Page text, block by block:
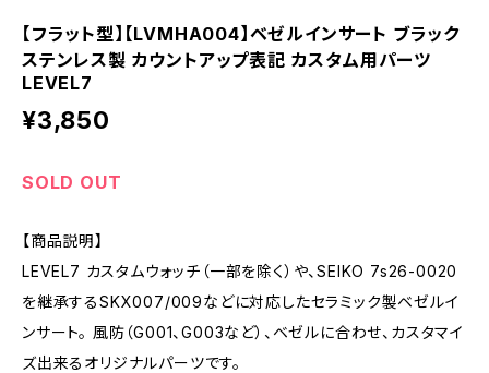
【フラット型】【LVMHA004】ベゼルインサート ブラック
ステンレス製 カウントアップ表記 カスタム用パーツ
LEVEL7
¥3,850
SOLD OUT
【商品説明】
LEVEL7 カスタムウォッチ（一部を除く）や、SEIKO 7s26-0020
を継承するSKX007/009などに対応したセラミック製ベゼルイ
ンサート。 風防（G001、G003など）、ベゼルに合わせ、カスタマイ
ズ出来るオリジナルパーツです。